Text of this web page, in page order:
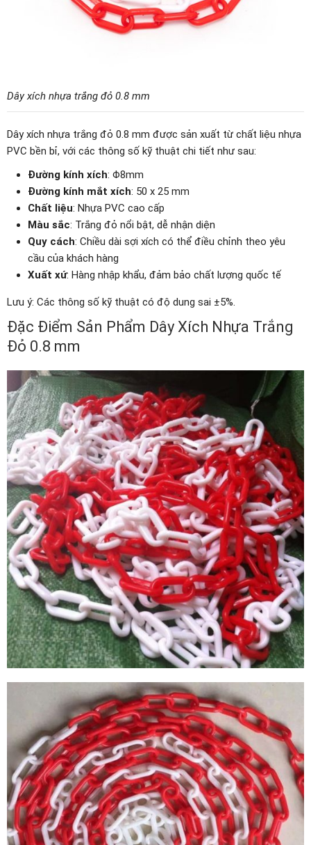
Dây xích nhựa trắng đỏ 0.8 mm
Dây xích nhựa trắng đỏ 0.8 mm được sản xuất từ chất liệu nhựa
PVC bền bỉ, với các thông số kỹ thuật chi tiết như sau:
Đường kính xích: Φ8mm
Đường kính mắt xích: 50 x 25 mm
Chất liệu: Nhựa PVC cao cấp
Màu sắc: Trắng đỏ nổi bật, dễ nhận diện
Quy cách: Chiều dài sợi xích có thể điều chỉnh theo yêu
cầu của khách hàng
Xuất xứ: Hàng nhập khẩu, đảm bảo chất lượng quốc tế
Lưu ý: Các thông số kỹ thuật có độ dung sai ±5%.
Đặc Điểm Sản Phẩm Dây Xích Nhựa Trắng
Đỏ 0.8 mm